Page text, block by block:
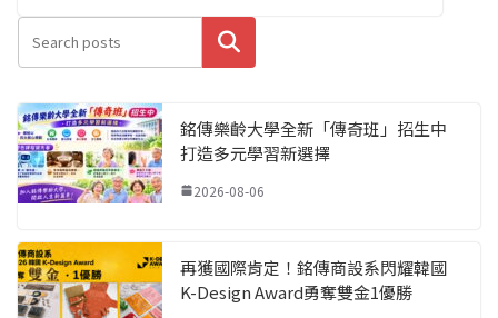
搜尋
銘傳樂齡大學全新「傳奇班」招生中
打造多元學習新選擇
2026-08-06
再獲國際肯定！銘傳商設系閃耀韓國
K-Design Award勇奪雙金1優勝